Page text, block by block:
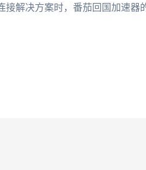
接解决方案时，番茄回国加速器